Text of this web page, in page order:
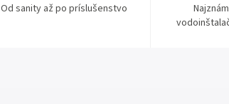
Od sanity až po príslušenstvo